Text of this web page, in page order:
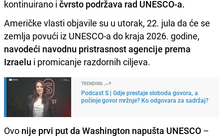
kontinuirano i čvrsto podržava rad UNESCO-a.
Američke vlasti objavile su u utorak, 22. jula da će se
zemlja povući iz UNESCO-a do kraja 2026. godine,
navodeći navodnu pristrasnost agencije prema
Izraelu i promicanje razdornih ciljeva.
TRENDING
Podcast S | Gdje prestaje sloboda govora, a
počinje govor mržnje? Ko odgovara za sadržaj?
Ovo nije prvi put da Washington napušta UNESCO –